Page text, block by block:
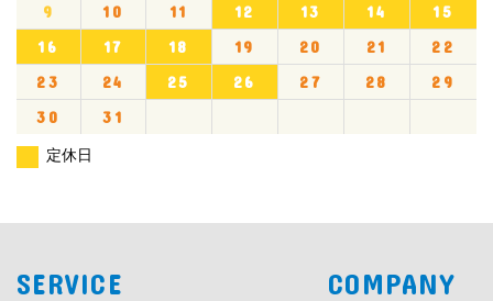
9
10 11 12 13 14
15
16
17 18 19 20 21
22
23
24 25 26 27 28
29
30
31
定休日
SERVICE COMPANY